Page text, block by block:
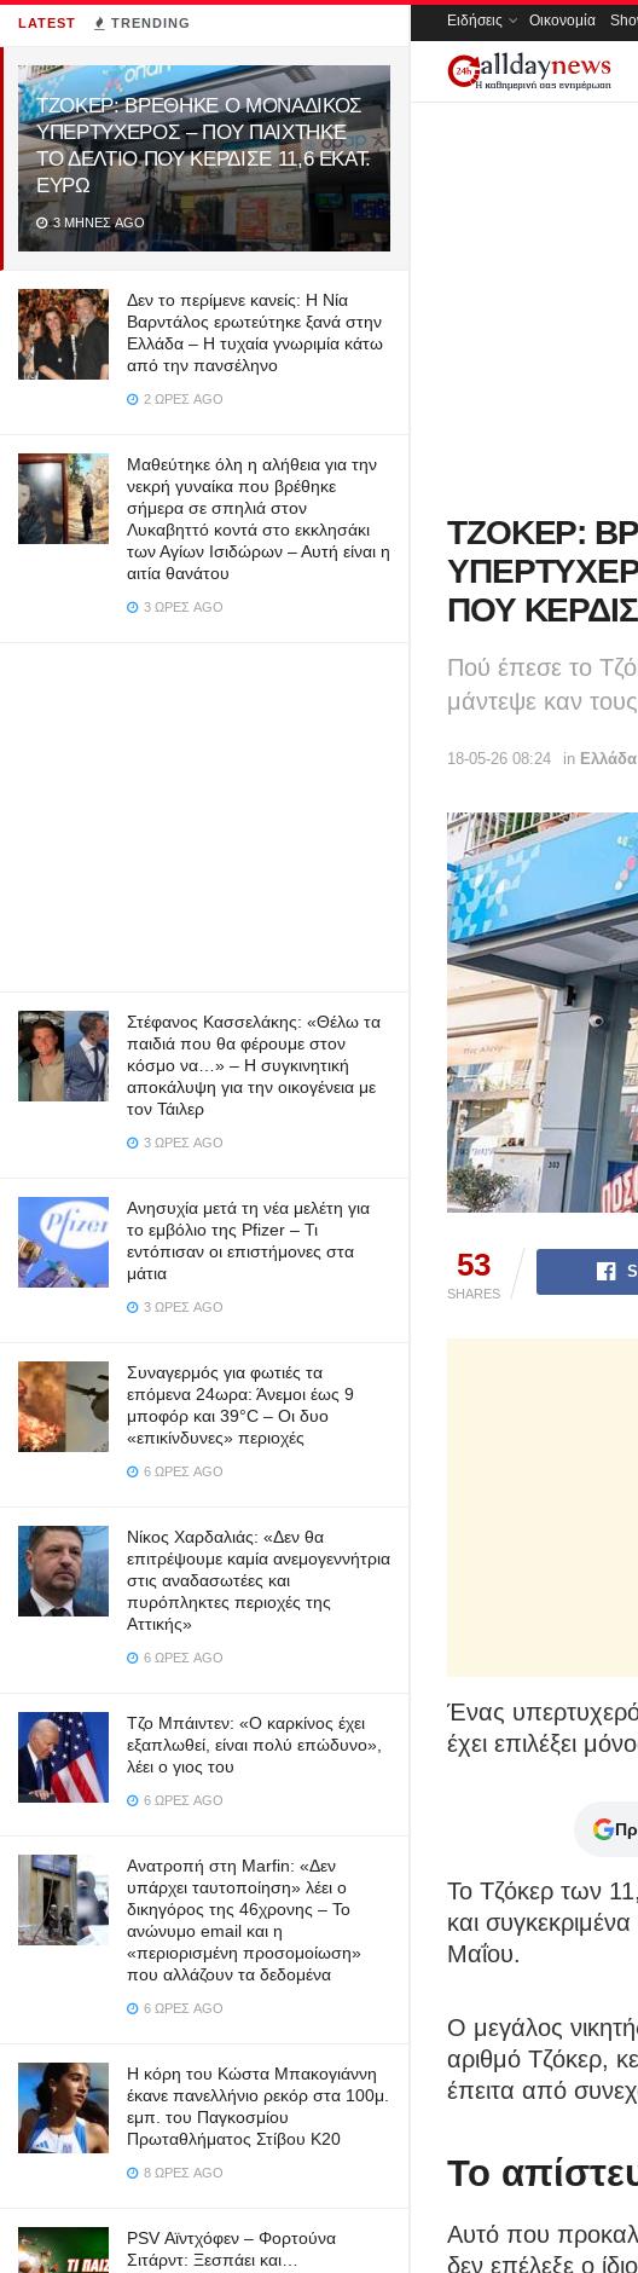
LATEST TRENDING
ΤΖΟΚΕΡ: ΒΡΕΘΗΚΕ Ο ΜΟΝΑΔΙΚΟΣ
ΥΠΕΡΤΥΧΕΡΟΣ – ΠΟΥ ΠΑΙΧΤΗΚΕ
ΤΟ ΔΕΛΤΙΟ ΠΟΥ ΚΕΡΔΙΣΕ 11,6 ΕΚΑΤ.
ΕΥΡΩ
3 ΜΉΝΕΣ AGO
Δεν το περίμενε κανείς: Η Νία
Βαρντάλος ερωτεύτηκε ξανά στην
Ελλάδα – Η τυχαία γνωριμία κάτω
από την πανσέληνο
2 ΏΡΕΣ AGO
Μαθεύτηκε όλη η αλήθεια για την
νεκρή γυναίκα που βρέθηκε
σήμερα σε σπηλιά στον
Λυκαβηττό κοντά στο εκκλησάκι
των Αγίων Ισιδώρων – Αυτή είναι η
αιτία θανάτου
3 ΏΡΕΣ AGO
Στέφανος Κασσελάκης: «Θέλω τα
παιδιά που θα φέρουμε στον
κόσμο να…» – Η συγκινητική
αποκάλυψη για την οικογένεια με
τον Τάιλερ
3 ΏΡΕΣ AGO
Ανησυχία μετά τη νέα μελέτη για
το εμβόλιο της Pfizer – Τι
εντόπισαν οι επιστήμονες στα
μάτια
3 ΏΡΕΣ AGO
Συναγερμός για φωτιές τα
επόμενα 24ωρα: Άνεμοι έως 9
μποφόρ και 39°C – Οι δυο
«επικίνδυνες» περιοχές
6 ΏΡΕΣ AGO
Νίκος Χαρδαλιάς: «Δεν θα
επιτρέψουμε καμία ανεμογεννήτρια
στις αναδασωτέες και
πυρόπληκτες περιοχές της
Αττικής»
6 ΏΡΕΣ AGO
Τζο Μπάιντεν: «Ο καρκίνος έχει
εξαπλωθεί, είναι πολύ επώδυνο»,
λέει ο γιος του
6 ΏΡΕΣ AGO
Ανατροπή στη Marfin: «Δεν
υπάρχει ταυτοποίηση» λέει ο
δικηγόρος της 46χρονης – Το
ανώνυμο email και η
«περιορισμένη προσομοίωση»
που αλλάζουν τα δεδομένα
6 ΏΡΕΣ AGO
Η κόρη του Κώστα Μπακογιάννη
έκανε πανελλήνιο ρεκόρ στα 100μ.
εμπ. του Παγκοσμίου
Πρωταθλήματος Στίβου Κ20
8 ΏΡΕΣ AGO
PSV Αϊντχόφεν – Φορτούνα
Σιτάρντ: Ξεσπάει και…
Ειδήσεις Οικονομία
ΤΖΟΚΕΡ:
ΠΟΥ
Πού έπεσε το
μάντεψε καν
18-05-26 08:24 in Ελλάδα
53
SHARES
Ένας
έχει επιλέξει
Το Τζόκερ των
και
Μαΐου.
Ο μεγάλος
αριθμό Τζόκερ,
έπειτα από
Το
Αυτό που
δεν επέλεξε ο